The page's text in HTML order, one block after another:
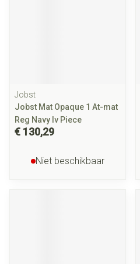
Jobst
Jobst Mat Opaque 1 At-mat
Reg Navy Iv Piece
€ 130,29
Niet beschikbaar